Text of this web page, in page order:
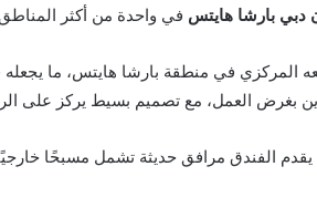
دبي بارشا هايتس في واحدة من أكثر المناطق
المركزي في منطقة بارشا هايتس، ما
بغرض العمل، مع تصميم بسيط يركز على
يقدم الفندق مرافق حديثة تشمل مسبحًا